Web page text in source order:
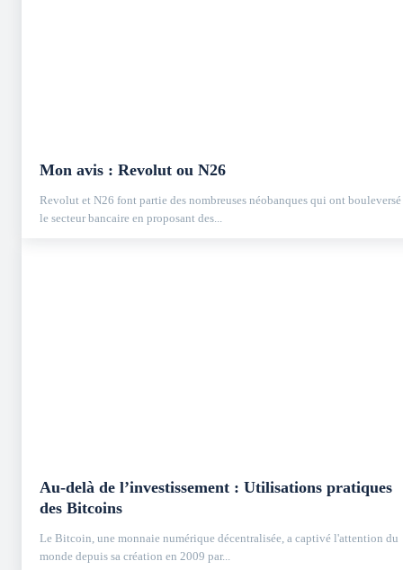
Mon avis : Revolut ou N26
Revolut et N26 font partie des nombreuses néobanques qui ont bouleversé
le secteur bancaire en proposant des...
Au-delà de l’investissement : Utilisations pratiques
des Bitcoins
Le Bitcoin, une monnaie numérique décentralisée, a captivé l'attention du
monde depuis sa création en 2009 par...